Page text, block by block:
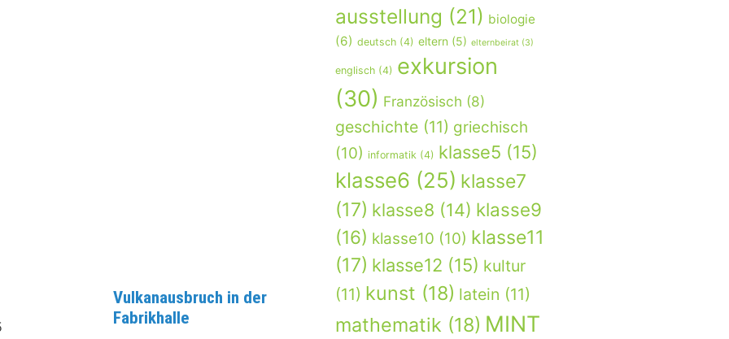
Vulkanausbruch in der
Fabrikhalle
ausstellung (21) biologie
(6) deutsch (4) eltern (5) elternbeirat (3)
englisch (4) exkursion
(30) Französisch (8)
geschichte (11) griechisch
(10) informatik (4) klasse5 (15)
klasse6 (25) klasse7
(17) klasse8 (14) klasse9
(16) klasse10 (10) klasse11
(17) klasse12 (15) kultur
(11) kunst (18) latein (11)
mathematik (18) MINT